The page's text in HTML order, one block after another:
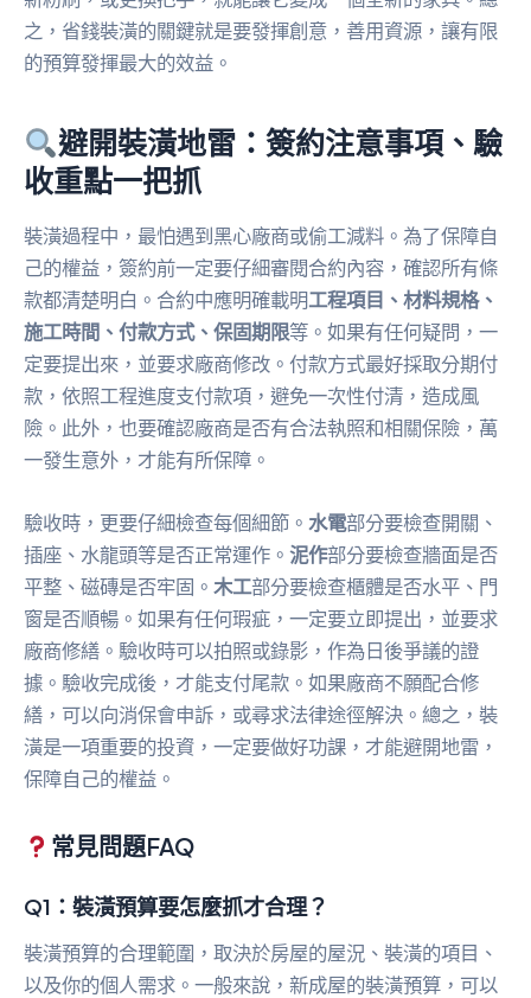
之，省錢裝潢的關鍵就是要發揮創意，善用資源，讓有限
的預算發揮最大的效益。
避開裝潢地雷：簽約注意事項、驗
收重點一把抓
裝潢過程中，最怕遇到黑心廠商或偷工減料。為了保障自
己的權益，簽約前一定要仔細審閱合約內容，確認所有條
款都清楚明白。合約中應明確載明工程項目、材料規格、
施工時間、付款方式、保固期限等。如果有任何疑問，一
定要提出來，並要求廠商修改。付款方式最好採取分期付
款，依照工程進度支付款項，避免一次性付清，造成風
險。此外，也要確認廠商是否有合法執照和相關保險，萬
一發生意外，才能有所保障。
驗收時，更要仔細檢查每個細節。 水電部分要檢查開關、
插座、水龍頭等是否正常運作。 泥作部分要檢查牆面是否
平整、磁磚是否牢固。 木工部分要檢查櫃體是否水平、門
窗是否順暢。如果有任何瑕疵，一定要立即提出，並要求
廠商修繕。驗收時可以拍照或錄影，作為日後爭議的證
據。驗收完成後，才能支付尾款。如果廠商不願配合修
繕，可以向消保會申訴，或尋求法律途徑解決。總之，裝
潢是一項重要的投資，一定要做好功課，才能避開地雷，
保障自己的權益。
常見問題FAQ
Q1：裝潢預算要怎麼抓才合理？
裝潢預算的合理範圍，取決於房屋的屋況、裝潢的項目、
以及你的個人需求。一般來說，新成屋的裝潢預算，可以